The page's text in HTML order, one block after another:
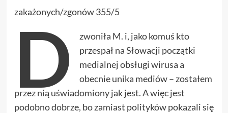
zakażonych/zgonów 355/5
D
zwoniła M. i, jako komuś kto
przespał na Słowacji początki
medialnej obsługi wirusa a
obecnie unika mediów – zostałem
przez nią uświadomiony jak jest. A więc jest
podobno dobrze, bo zamiast polityków pokazali się